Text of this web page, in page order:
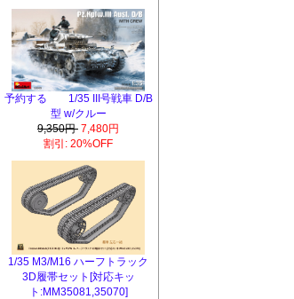
予約する 1/35 III号戦車 D/B
型 w/クルー
9,350円 7,480円
割引: 20%OFF
1/35 M3/M16 ハーフトラック
3D履帯セット[対応キッ
ト:MM35081,35070]